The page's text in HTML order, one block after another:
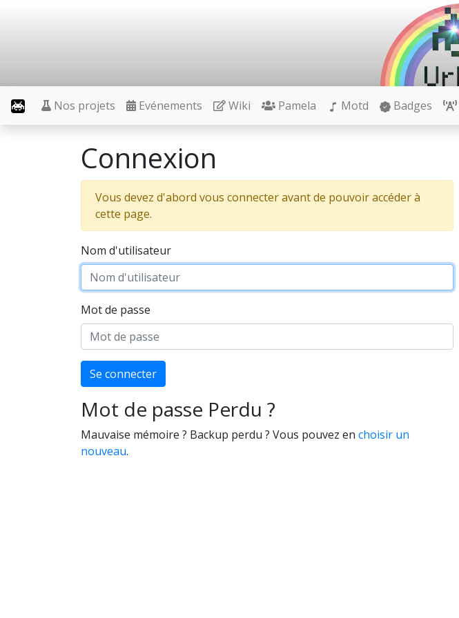
Nos projets Evénements Wiki Pamela Motd Badges
Connexion
Vous devez d'abord vous connecter avant de pouvoir accéder à
cette page.
Nom d'utilisateur
Mot de passe
Se connecter
Mot de passe Perdu ?
Mauvaise mémoire ? Backup perdu ? Vous pouvez en choisir un
nouveau.